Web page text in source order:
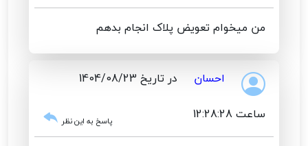
من میخوام تعویض پلاک انجام بدهم
احسان
در تاریخ 1404/08/23
ساعت 12:28:28
پاسخ به این نظر